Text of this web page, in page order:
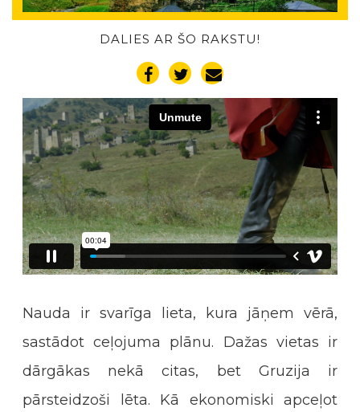
DALIES AR ŠO RAKSTU!
Nauda ir svarīga lieta, kura jāņem vērā,
sastādot ceļojuma plānu. Dažas vietas ir
dārgākas nekā citas, bet Gruzija ir
pārsteidzoši lēta. Kā ekonomiski apceļot